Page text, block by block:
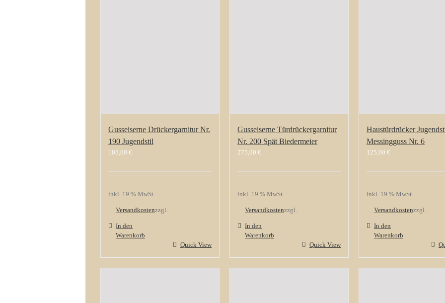
Gusseiserne Drückergarnitur Nr.
190 Jugendstil
105,00 €
inkl. 19 % MwSt.
zzgl.
Versandkosten
In den
Warenkorb
Quick View
Gusseiserne Türdrückergarnitur
Nr. 200 Spät Biedermeier
275,00 €
inkl. 19 % MwSt.
zzgl.
Versandkosten
In den
Warenkorb
Quick View
Haustürdrücker
Messingguss Nr. 6
125,00 €
inkl. 19 % MwSt.
zzgl.
Versandkosten
In den
Warenkorb